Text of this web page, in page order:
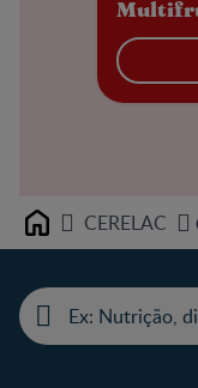
Home CERELAC